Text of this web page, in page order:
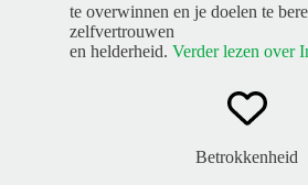
te overwinnen en je doelen te
zelfvertrouwen
en helderheid. Verder lezen over
Betrokkenheid